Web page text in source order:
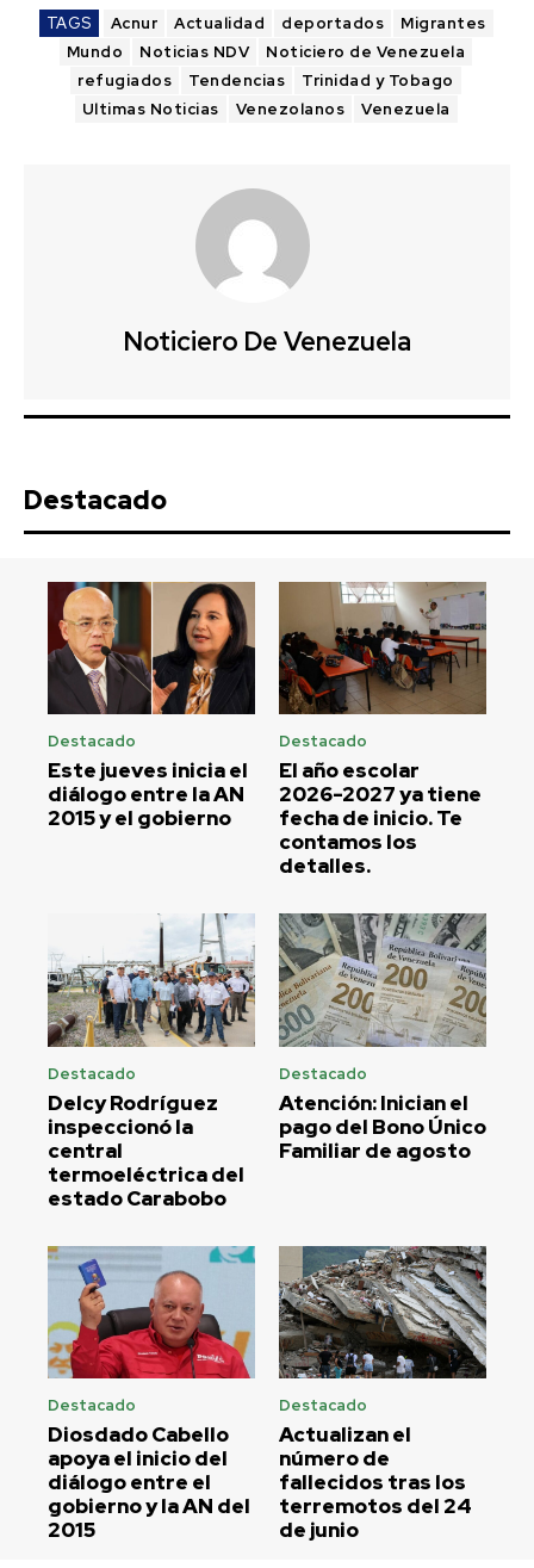
TAGS Acnur Actualidad deportados
Migrantes
Mundo
Noticias NDV
Noticiero de Venezuela
refugiados
Tendencias
Trinidad y Tobago
Ultimas Noticias
Venezolanos Venezuela
Noticiero De Venezuela
Destacado
Destacado
Este jueves inicia el
diálogo entre la AN
2015 y el gobierno
Destacado
El año escolar
2026-2027 ya tiene
fecha de inicio. Te
contamos los
detalles.
Destacado
Delcy Rodríguez
inspeccionó la
central
termoeléctrica del
estado Carabobo
Destacado
Atención: Inician el
pago del Bono Único
Familiar de agosto
Destacado
Diosdado Cabello
apoya el inicio del
diálogo entre el
gobierno y la AN del
2015
Destacado
Actualizan el
número de
fallecidos tras los
terremotos del 24
de junio